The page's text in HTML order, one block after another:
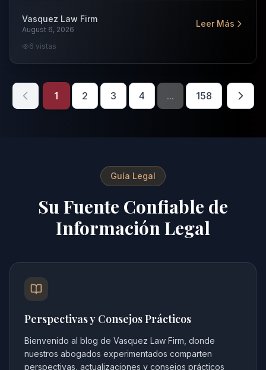
Vasquez Law Firm
August 6, 2026
Leer Más
6 vistas
1 2 3 4 ... 158
Guía Legal
Su Fuente Confiable de
Información Legal
Perspectivas y Consejos Prácticos
Bienvenido al blog de Vasquez Law Firm, donde
nuestros abogados experimentados comparten
perspectivas, actualizaciones y consejos prácticos